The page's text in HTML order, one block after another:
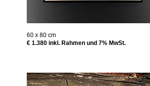
60 x 80 cm
€ 1.380 inkl. Rahmen und 7% MwSt.